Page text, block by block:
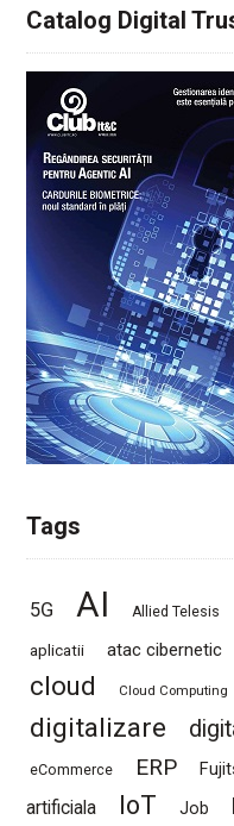
Catalog Digital
Tags
5G AI Allied Telesis
aplicatii atac cibernetic
cloud Cloud Computing
digitalizare
eCommerce ERP
artificiala
IoT Job